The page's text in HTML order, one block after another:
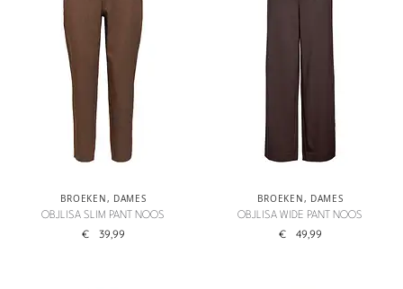
BROEKEN, DAMES
OBJLISA SLIM PANT NOOS
€ 39,99
BROEKEN, DAMES
OBJLISA WIDE PANT NOOS
€ 49,99